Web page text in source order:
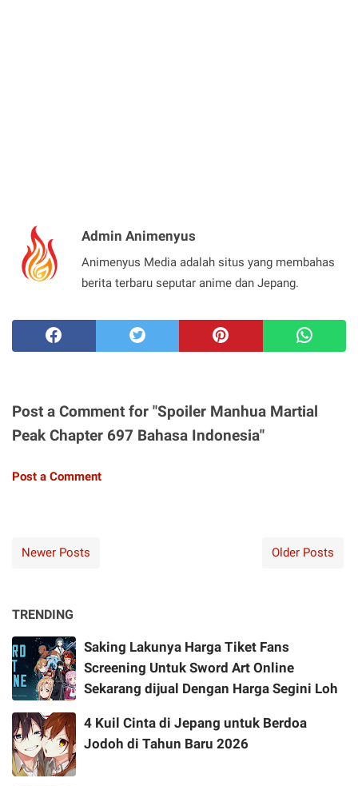
Admin Animenyus
Animenyus Media adalah situs yang membahas
berita terbaru seputar anime dan Jepang.
Post a Comment for "Spoiler Manhua Martial
Peak Chapter 697 Bahasa Indonesia"
Post a Comment
Newer Posts Older Posts
TRENDING
Saking Lakunya Harga Tiket Fans
Screening Untuk Sword Art Online
Sekarang dijual Dengan Harga Segini Loh
4 Kuil Cinta di Jepang untuk Berdoa
Jodoh di Tahun Baru 2026